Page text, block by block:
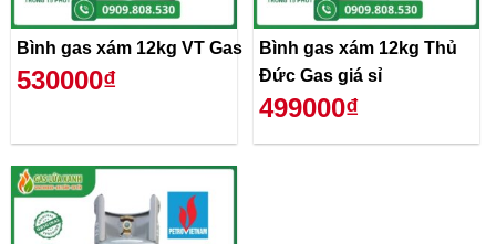
Bình gas xám 12kg VT Gas
530000₫
Bình gas xám 12kg Thủ
Đức Gas giá sỉ
499000₫